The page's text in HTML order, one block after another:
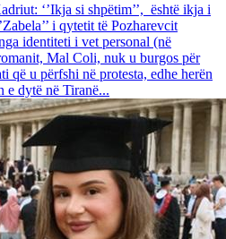
‘’Ikja si shpëtim’’, është ikja i
i qytetit të Pozharevcit
identiteti i vet personal (në
Mal Coli, nuk u burgos për
që u përfshi në protesta, edhe herën
e dytë në Tiranë...